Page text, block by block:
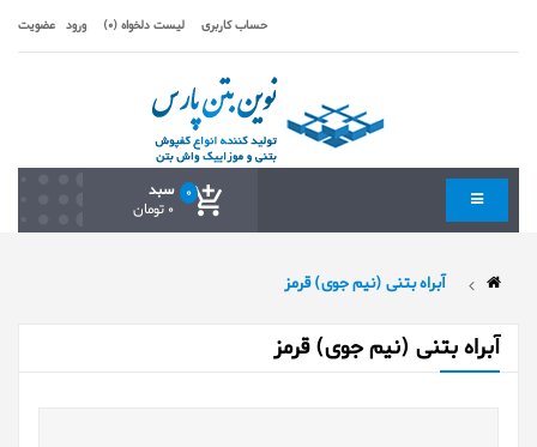
حساب کاربری لیست دلخواه (0) ورود عضویت
سبد 0
0 تومان
آبراه بتنی (نیم جوی) قرمز
آبراه بتنی (نیم جوی) قرمز